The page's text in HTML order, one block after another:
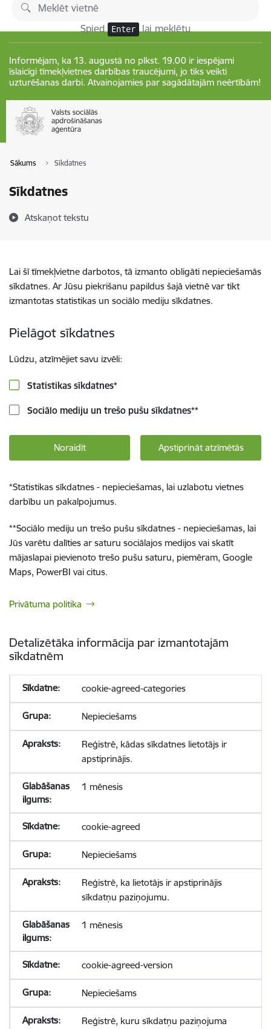
Pāriet uz lapas saturu
Spied Enter lai meklētu
Informējam, ka 13. augustā no plkst. 19.00 ir iespējami
īslaicīgi tīmekļvietnes darbības traucējumi, jo tiks veikti
uzturēšanas darbi. Atvainojamies par sagādātajām neērtībām!
Sākums Sīkdatnes
Sīkdatnes
Atskaņot tekstu
Lai šī tīmekļvietne darbotos, tā izmanto obligāti nepieciešamās
sīkdatnes. Ar Jūsu piekrišanu papildus šajā vietnē var tikt
izmantotas statistikas un sociālo mediju sīkdatnes.
Pielāgot sīkdatnes
Lūdzu, atzīmējiet savu izvēli:
Statistikas sīkdatnes*
Sociālo mediju un trešo pušu sīkdatnes**
Noraidīt Apstiprināt atzīmētās
*Statistikas sīkdatnes - nepieciešamas, lai uzlabotu vietnes
darbību un pakalpojumus.
**Sociālo mediju un trešo pušu sīkdatnes - nepieciešamas, lai
Jūs varētu dalīties ar saturu sociālajos medijos vai skatīt
mājaslapai pievienoto trešo pušu saturu, piemēram, Google
Maps, PowerBI vai citus.
Privātuma politika
Detalizētāka informācija par izmantotajām
sīkdatnēm
cookie-agreed-categories
Nepieciešams
Reģistrē, kādas sīkdatnes lietotājs ir
apstiprinājis.
1 mēnesis
cookie-agreed
Nepieciešams
Reģistrē, ka lietotājs ir apstiprinājis
sīkdatņu paziņojumu.
1 mēnesis
cookie-agreed-version
Nepieciešams
Reģistrē, kuru sīkdatņu paziņojuma